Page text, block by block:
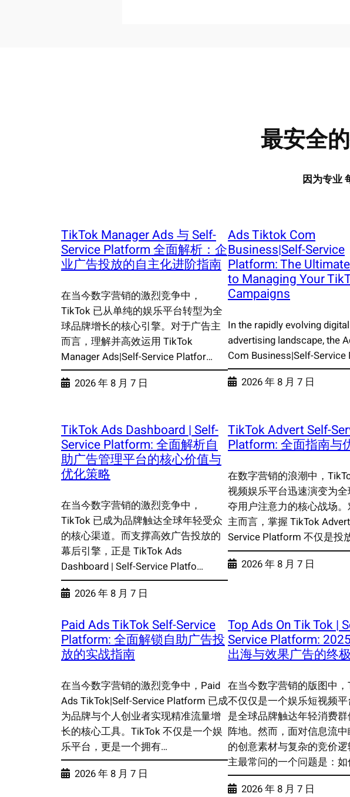
最安全
因为专业
TikTok Manager Ads 与 Self-
Service Platform 全面解析：企
业广告投放的自主化进阶指南
在当今数字营销的激烈竞争中，
TikTok 已从单纯的娱乐平台转型为全
球品牌增长的核心引擎。对于广告主
而言，理解并高效运用 TikTok
Manager Ads|Self-Service Platfor…
2026 年 8 月 7 日
Ads Tiktok Com
Business|Self-Service
Platform: The
to Managing Your
Campaigns
In the rapidly evolving digital
advertising landscape, the
Com Business|Self-Service
2026 年 8 月 7 日
TikTok Ads Dashboard | Self-
Service Platform: 全面解析自
助广告管理平台的核心价值与
优化策略
在当今数字营销的激烈竞争中，
TikTok 已成为品牌触达全球年轻受众
的核心渠道。而支撑高效广告投放的
幕后引擎，正是 TikTok Ads
Dashboard | Self-Service Platfo…
2026 年 8 月 7 日
TikTok Advert Self-
Platform: 全面指南与
在数字营销的浪潮中，
视频娱乐平台迅速演变为
夺用户注意力的核心战场
主而言，掌握 TikTok
Service Platform 不仅是投
2026 年 8 月 7 日
Paid Ads TikTok Self-Service
Platform: 全面解锁自助广告投
放的实战指南
在当今数字营销的激烈竞争中，Paid
Ads TikTok|Self-Service Platform 已成
为品牌与个人创业者实现精准流量增
长的核心工具。TikTok 不仅是一个娱
乐平台，更是一个拥有…
2026 年 8 月 7 日
Top Ads On Tik Tok |
Service Platform:
出海与效果广告的终
在当今数字营销的版图中，
不仅仅是一个娱乐短视频
是全球品牌触达年轻消费
阵地。然而，面对信息流
的创意素材与复杂的竞价
主最常问的一个问题是：
2026 年 8 月 7 日